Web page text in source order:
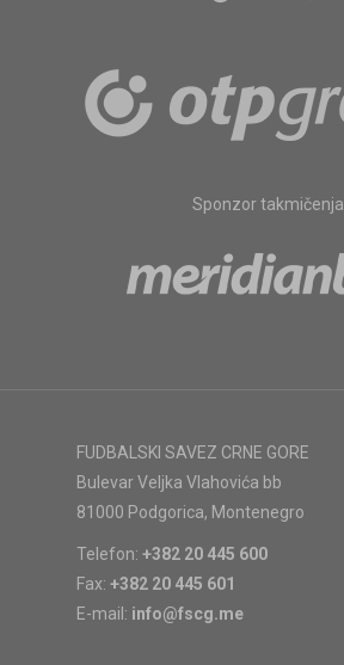
Sponzor takmičenja
FUDBALSKI SAVEZ CRNE GORE
Bulevar Veljka Vlahovića bb
81000 Podgorica, Montenegro
Telefon: +382 20 445 600
Fax: +382 20 445 601
E-mail: info@fscg.me